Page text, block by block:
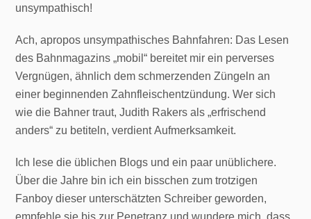
unsympathisch!
Ach, apropos unsympathisches Bahnfahren: Das Lesen
des Bahnmagazins „mobil“ bereitet mir ein perverses
Vergnügen, ähnlich dem schmerzenden Züngeln an
einer beginnenden Zahnfleischentzündung. Wer sich
wie die Bahner traut, Judith Rakers als „erfrischend
anders“ zu betiteln, verdient Aufmerksamkeit.
Ich lese die üblichen Blogs und ein paar unüblichere.
Über die Jahre bin ich ein bisschen zum trotzigen
Fanboy dieser unterschätzten Schreiber geworden,
empfehle sie bis zur Penetranz und wundere mich, dass